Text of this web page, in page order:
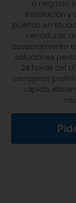
o negocio
instalación y
puertas en
cerraduras
asesoramiento
soluciones
24 horas del
cerrajeros
rápido,